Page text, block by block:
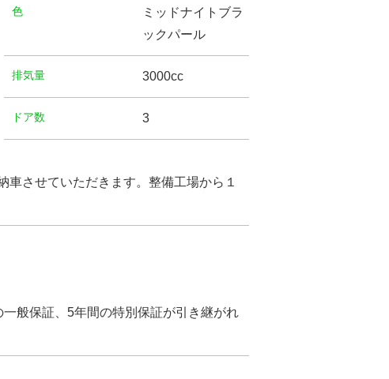
⾊
ミッドナイトブラ
ックパール
排気量 3000cc
ドア数 3
車させていただきます。整備工場から１
般保証、5年間の特別保証が引き継がれ